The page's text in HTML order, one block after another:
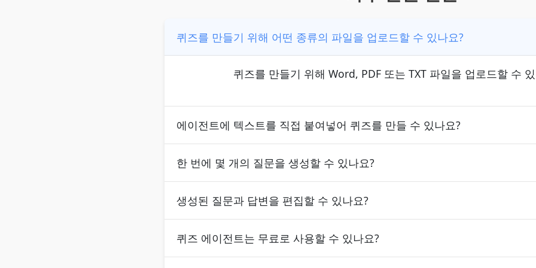
퀴즈를 만들기 위해 어떤 종류의 파일을 업로드할 수 있나요?
퀴즈를 만들기 위해 Word, PDF 또는 TXT 파일을 업로드할 수
에이전트에 텍스트를 직접 붙여넣어 퀴즈를 만들 수 있나요?
한 번에 몇 개의 질문을 생성할 수 있나요?
생성된 질문과 답변을 편집할 수 있나요?
퀴즈 에이전트는 무료로 사용할 수 있나요?